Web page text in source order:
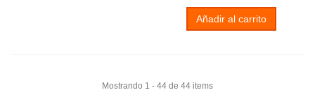
Añadir al carrito
Mostrando 1 - 44 de 44 items